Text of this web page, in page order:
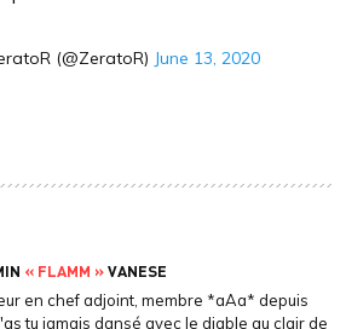
(@ZeratoR) June 13, 2020
« FLAMM »VANESE
en chef adjoint, membre *aAa* depuis
tu jamais dansé avec le diable au clair de